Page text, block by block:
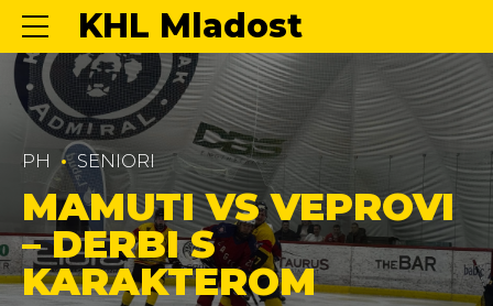
KHL Mladost
PH SENIORI
MAMUTI VS VEPROVI
– DERBI S
KARAKTEROM